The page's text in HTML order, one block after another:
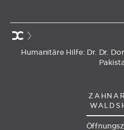
Humanitäre Hilfe: Dr. Dr.